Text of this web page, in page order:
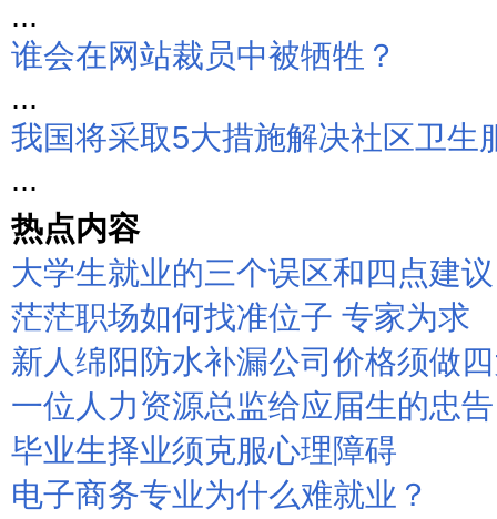
...
谁会在网站裁员中被牺牲？
...
我国将采取5大措施解决社区卫生
...
热点内容
大学生就业的三个误区和四点建议
茫茫职场如何找准位子 专家为求
新人绵阳防水补漏公司价格须做
一位人力资源总监给应届生的忠告
毕业生择业须克服心理障碍
电子商务专业为什么难就业？